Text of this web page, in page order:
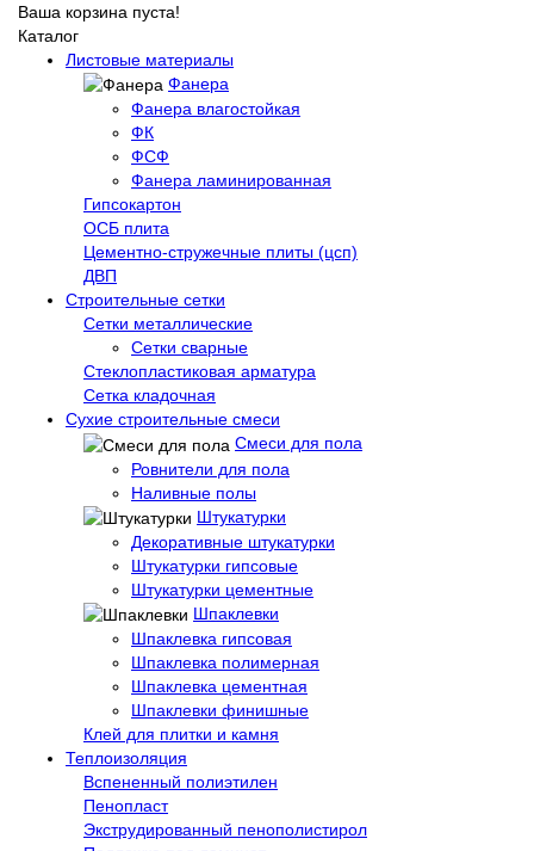
Ваша корзина пуста!
Каталог
Листовые материалы
Фанера
Фанера влагостойкая
ФК
ФСФ
Фанера ламинированная
Гипсокартон
ОСБ плита
Цементно-стружечные плиты (цсп)
ДВП
Строительные сетки
Сетки металлические
Сетки сварные
Стеклопластиковая арматура
Сетка кладочная
Сухие строительные смеси
Смеси для пола
Ровнители для пола
Наливные полы
Штукатурки
Декоративные штукатурки
Штукатурки гипсовые
Штукатурки цементные
Шпаклевки
Шпаклевка гипсовая
Шпаклевка полимерная
Шпаклевка цементная
Шпаклевки финишные
Клей для плитки и камня
Теплоизоляция
Вспененный полиэтилен
Пенопласт
Экструдированный пенополистирол